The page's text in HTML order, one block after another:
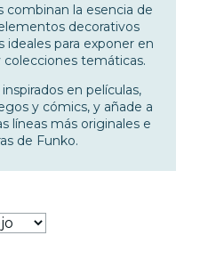
- MOMENT
- SUPER
- CHASE
- ALBUM
TOWN
MINIS - POCKET
FUNKO POP
combinan la esencia de
decorativos
ideales para exponer en
colecciones temáticas.
en películas,
y cómics, y añade a
líneas más originales e
de Funko.